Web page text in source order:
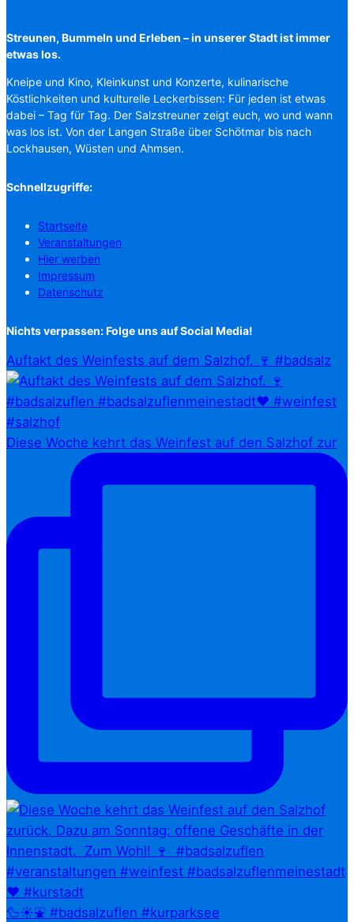
Streunen, Bummeln und Erleben – in unserer Stadt ist immer
etwas los.
Kneipe und Kino, Kleinkunst und Konzerte, kulinarische
Köstlichkeiten und kulturelle Leckerbissen: Für jeden ist etwas
dabei – Tag für Tag. Der Salzstreuner zeigt euch, wo und wann
was los ist. Von der Langen Straße über Schötmar bis nach
Lockhausen, Wüsten und Ahmsen.
Schnellzugriffe:
Startseite
Veranstaltungen
Hier werben
Impressum
Datenschutz
Nichts verpassen: Folge uns auf Social Media!
Auftakt des Weinfests auf dem Salzhof. 🍷 #badsalz
Diese Woche kehrt das Weinfest auf den Salzhof zur
🦆☀️⛲ #badsalzuflen #kurparksee